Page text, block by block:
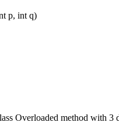
p, int q)
Overloaded method with 3